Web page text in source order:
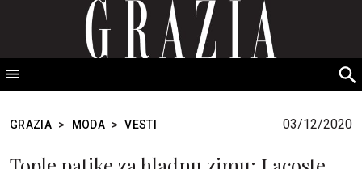
GRAZIA Srbija
GRAZIA > MODA > VESTI 03/12/2020